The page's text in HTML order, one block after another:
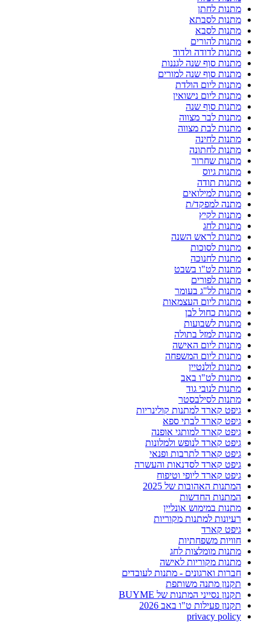
מתנות לחתן
מתנות לסבתא
מתנות לסבא
מתנות להורים
מתנות לדודה ולדוד
מתנות סוף שנה לגננות
מתנות סוף שנה למורים
מתנות ליום הולדת
מתנות ליום נישואין
מתנות סוף שנה
מתנות לבר מצווה
מתנות לבת מצווה
מתנות לחינה
מתנות לחתונה
מתנות שחרור
מתנות גיוס
מתנות תודה
מתנות למילואים
מתנה למפקד/ת
מתנות לקיץ
מתנות לחג
מתנות לראש השנה
מתנות לסוכות
מתנות לחנוכה
מתנות לט"ו בשבט
מתנות לפורים
מתנות לל"ג בעומר
מתנות ליום העצמאות
מתנות כחול לבן
מתנות לשבועות
מתנות למזל בתולה
מתנות ליום האישה
מתנות ליום המשפחה
מתנות לולנטיין
מתנות לט"ו באב
מתנות לנובי גוד
מתנות לסילבסטר
גיפט קארד למתנות קולינריות
גיפט קארד לבתי ספא
גיפט קארד למותגי אופנה
גיפט קארד לנופש ולמלונות
גיפט קארד לתרבות ופנאי
גיפט קארד לסדנאות והעשרה
גיפט קארד ליופי וטיפוח
המתנות האהובות של 2025
המתנות החדשות
מתנות במימוש אונליין
רעיונות למתנות מקוריות
גיפט קארד
חוויות משפחתיות
מתנות מומלצות לחג
מתנות מקוריות לאישה
חברות וארגונים - מתנות לעובדים
תקנון מתנה משותפת
תקנון נסייני המתנות של BUYME
תקנון פעילות ט"ו באב 2026
privacy policy